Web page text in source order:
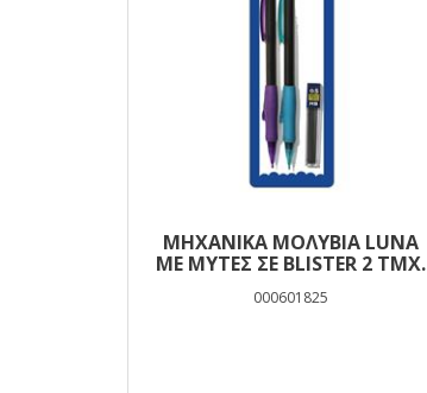
ΜΗΧΑΝΙΚΆ ΜΟΛΎΒΙΑ LUNA
ΜΕ ΜΎΤΕΣ ΣΕ BLISTER 2 ΤΜΧ.
000601825